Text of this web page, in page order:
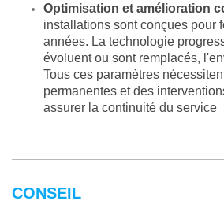
Optimisation et amélioration
installations sont conçues pour
années. La technologie
évoluent ou sont remplacés,
Tous ces paramètres
permanentes et des
assurer la continuité du service
CONSEIL